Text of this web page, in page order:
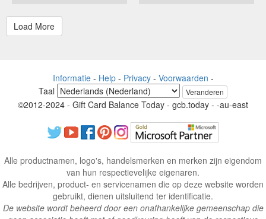
Informatie- Help- Privacy- Voorwaarden -
Taal
Veranderen
©2012-2024 - Gift Card Balance Today - gcb.today - -au-east
Alle productnamen, logo's, handelsmerken en merken zijn eigendom
van hun respectievelijke eigenaren.
Alle bedrijven, product- en servicenamen die op deze website worden
gebruikt, dienen uitsluitend ter identificatie.
De website wordt beheerd door een onafhankelijke gemeenschap die